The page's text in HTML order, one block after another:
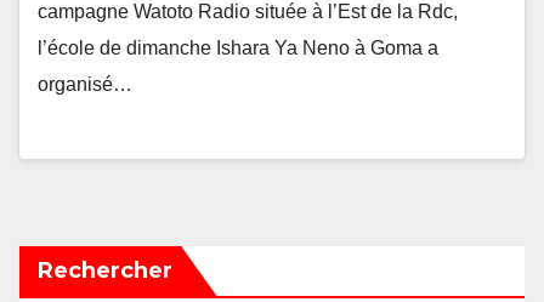
campagne Watoto Radio située à l’Est de la Rdc,
l’école de dimanche Ishara Ya Neno à Goma a
organisé…
Rechercher